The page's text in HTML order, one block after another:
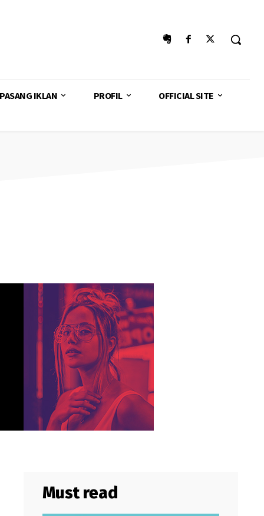
PASANG IKLAN PROFIL OFFICIAL SITE
Must read